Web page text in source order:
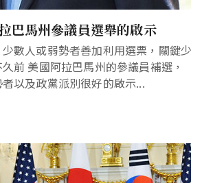
巴馬州參議員選舉的啟示
數人或弱勢者善加利用選票，關鍵少
前 美國阿拉巴馬州的參議員補選，
以及政黨派別很好的啟示...